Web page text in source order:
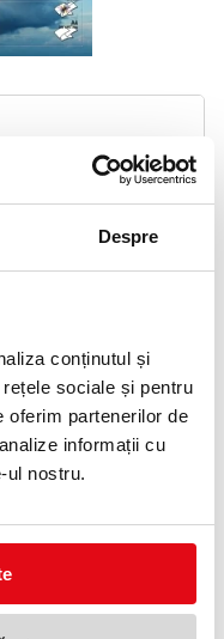
Despre
conținutul și
sociale și pentru
oferim partenerilor de
informații cu
ul nostru.
aplicatii. Tehnologie